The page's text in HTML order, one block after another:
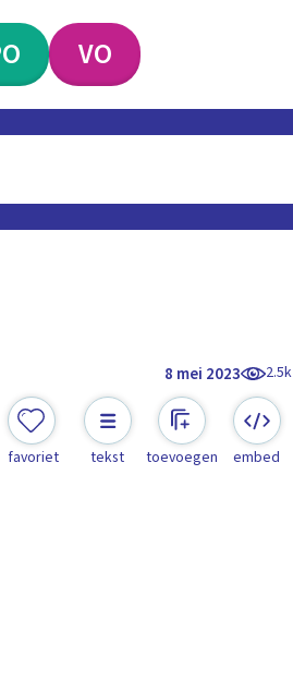
VO
8 mei 2023 2.5k
favoriet tekst toevoegen embed